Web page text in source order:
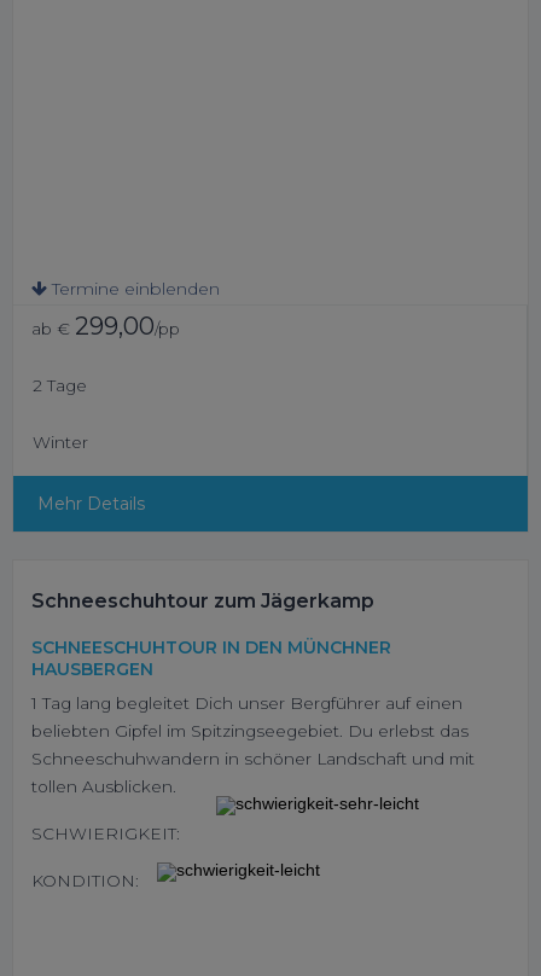
Termine einblenden
ab € 299,00/pp
2 Tage
Winter
Mehr Details
Schneeschuhtour zum Jägerkamp
SCHNEESCHUHTOUR IN DEN MÜNCHNER
HAUSBERGEN
1 Tag lang begleitet Dich unser Bergführer auf einen
beliebten Gipfel im Spitzingseegebiet. Du erlebst das
Schneeschuhwandern in schöner Landschaft und mit
tollen Ausblicken.
SCHWIERIGKEIT:
KONDITION: